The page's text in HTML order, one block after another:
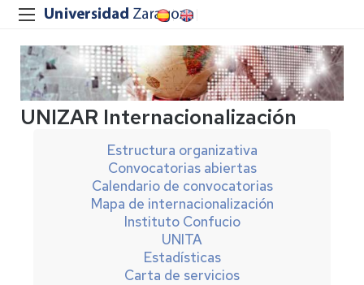
UNIZAR Internacionalización
Estructura organizativa
Convocatorias abiertas
Calendario de convocatorias
Mapa de internacionalización
Instituto Confucio
UNITA
Estadísticas
Carta de servicios